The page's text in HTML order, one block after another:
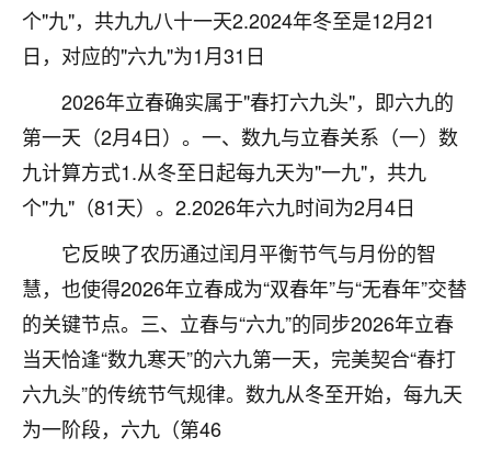
个"九"，共九九八十一天2.2024年冬至是12月21
日，对应的"六九"为1月31日
2026年立春确实属于"春打六九头"，即六九的
第一天（2月4日）。一、数九与立春关系（一）数
九计算方式1.从冬至日起每九天为"一九"，共九
个"九"（81天）。2.2026年六九时间为2月4日
它反映了农历通过闰月平衡节气与月份的智
慧，也使得2026年立春成为“双春年”与“无春年”交替
的关键节点。三、立春与“六九”的同步2026年立春
当天恰逢“数九寒天”的六九第一天，完美契合“春打
六九头”的传统节气规律。数九从冬至开始，每九天
为一阶段，六九（第46
鹿森：是的，其实跟老师聊过之后，最大的感
触，首先就是心态会变好，万般皆是命，半点
1天前 来自四川
金白水清
我也想找老师看看，有没有人给个联系方式的啊？
鹿森：慧来老师微信：gjsy0624
1天前 来自江西 12
青春168
我也想要，我也想要！
2天前 来自山西 15